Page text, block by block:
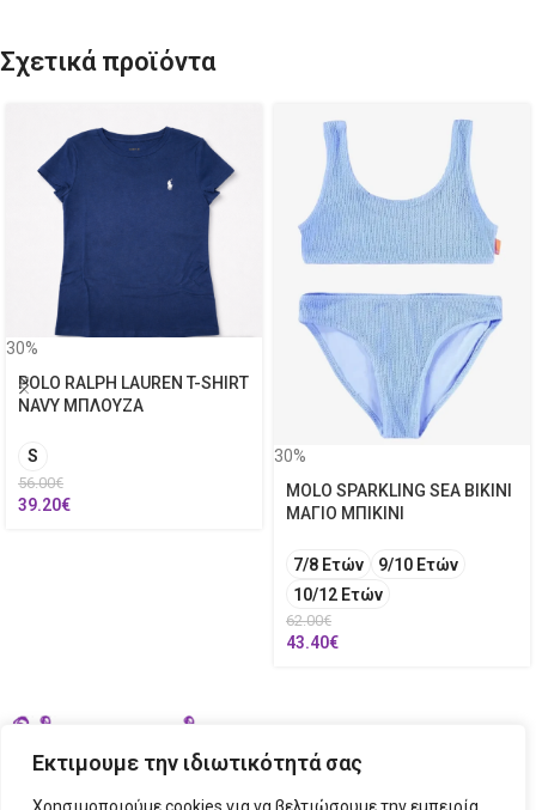
Εκτιμουμε την ιδιωτικότητά σας
Σχετικά προϊόντα
30%
POLO RALPH LAUREN T-SHIRT
NAVY ΜΠΛΟΥΖΑ
S
56.00€
39.20€
30%
MOLO SPARKLING SEA BIKINI
ΜΑΓΙΟ ΜΠΙΚΙΝΙ
7/8 Ετών
9/10 Ετών
10/12 Ετών
62.00€
43.40€